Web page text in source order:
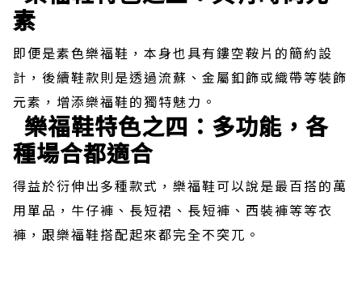
素
即便是素色樂福鞋，本身也具有鏤空鞍片的簡約設
計，後續鞋款則是透過流蘇、金屬釦飾或織帶等裝飾
元素，增添樂福鞋的獨特魅力。
樂福鞋特色之四：多功能，各
種場合都適合
得益於衍伸出多種款式，樂福鞋可以說是最百搭的萬
用單品，牛仔褲、長短裙、長短褲、西裝褲等等衣
褲，跟樂福鞋搭配起來都完全不突兀。